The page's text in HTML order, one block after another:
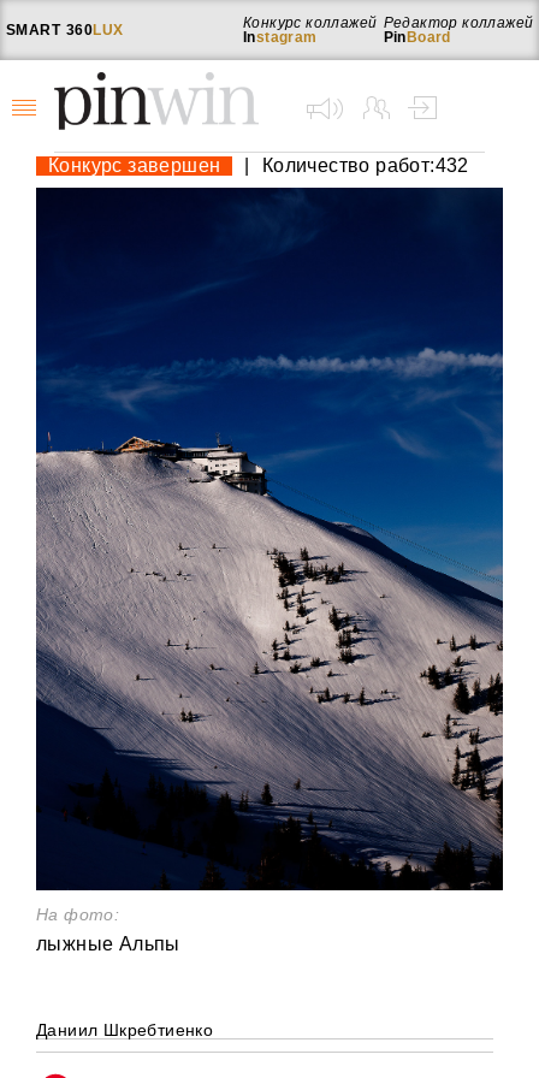
SMART 360LUX
Редактор коллажей
Pin Board
Конкурс коллажей
Instagram
Конкурс завершен Количество работ:432
На фото:
лыжные Альпы
Даниил Шкребтиенко